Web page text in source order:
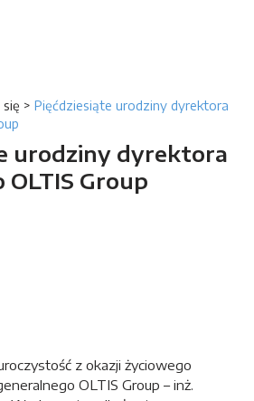
się > Pięćdziesiąte urodziny dyrektora
urodziny dyrektora
Group
z okazji życiowego
OLTIS Group – inż.